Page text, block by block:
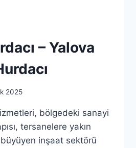
– Yalova
2025
bölgedeki sanayi
tersanelere yakın
inşaat sektörü